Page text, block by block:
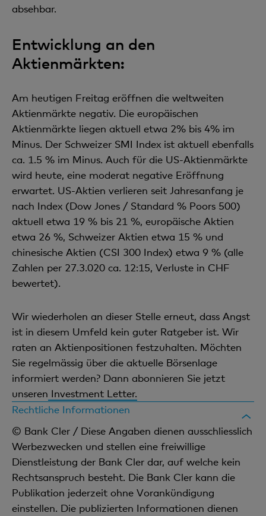
absehbar.
Entwicklung an den
Aktienmärkten:
Am heutigen Freitag eröffnen die weltweiten
Aktienmärkte negativ. Die europäischen
Aktienmärkte liegen aktuell etwa 2% bis 4% im
Minus. Der Schweizer SMI Index ist aktuell ebenfalls
ca. 1.5 % im Minus. Auch für die US-Aktienmärkte
wird heute, eine moderat negative Eröffnung
erwartet. US-Aktien verlieren seit Jahresanfang je
nach Index (Dow Jones / Standard % Poors 500)
aktuell etwa 19 % bis 21 %, europäische Aktien
etwa 26 %, Schweizer Aktien etwa 15 % und
chinesische Aktien (CSI 300 Index) etwa 9 % (alle
Zahlen per 27.3.020 ca. 12:15, Verluste in CHF
bewertet).
Wir wiederholen an dieser Stelle erneut, dass Angst
ist in diesem Umfeld kein guter Ratgeber ist. Wir
raten an Aktienpositionen festzuhalten. Möchten
Sie regelmässig über die aktuelle Börsenlage
informiert werden? Dann abonnieren Sie jetzt
unseren Investment Letter.
Rechtliche Informationen
© Bank Cler / Diese Angaben dienen ausschliesslich
Werbezwecken und stellen eine freiwillige
Dienstleistung der Bank Cler dar, auf welche kein
Rechtsanspruch besteht. Die Bank Cler kann die
Publikation jederzeit ohne Vorankündigung
einstellen. Die publizierten Informationen dienen